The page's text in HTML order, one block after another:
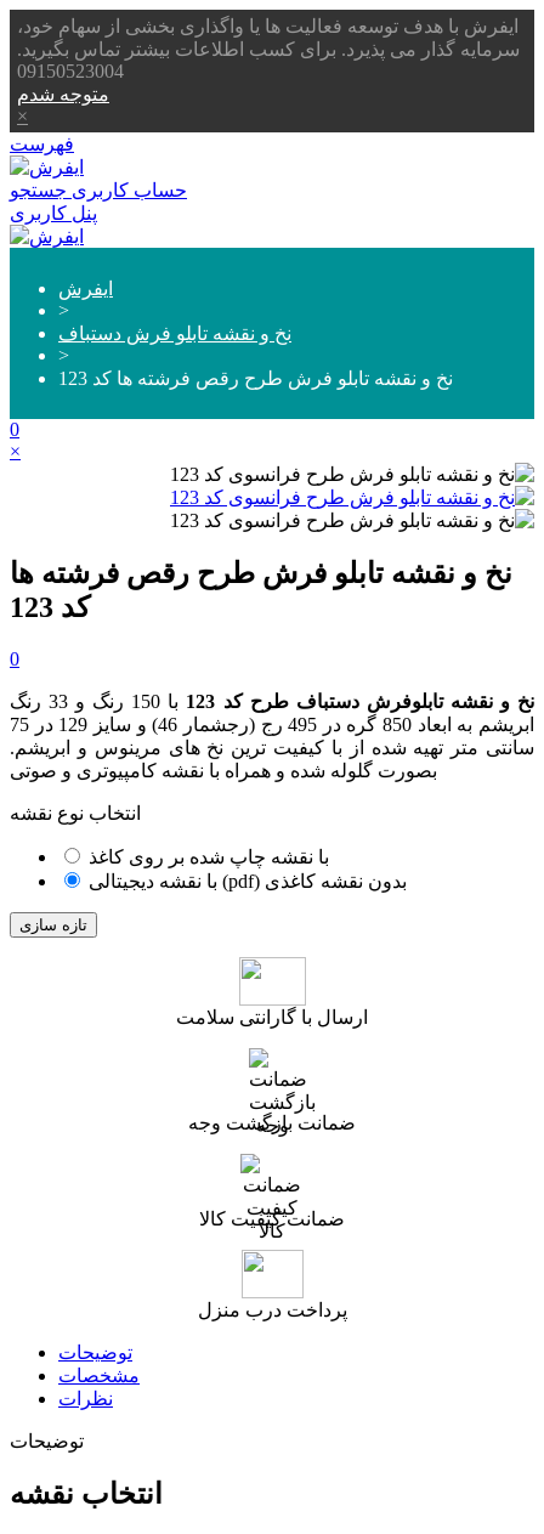
ایفرش با هدف توسعه فعالیت ها یا واگذاری بخشی از سهام خود،
سرمایه گذار می پذیرد. برای کسب اطلاعات بیشتر تماس بگیرید.
09150523004
متوجه شدم
×
فهرست
حساب کاربری جستجو
پنل کاربری
ایفرش
>
نخ و نقشه تابلو فرش دستباف
>
نخ و نقشه تابلو فرش طرح رقص فرشته ها کد 123
0
×
نخ و نقشه تابلو فرش طرح رقص فرشته ها
کد 123
0
نخ و نقشه تابلوفرش دستباف طرح کد 123
با 150 رنگ و 33 رنگ
ابریشم به ابعاد 850 گره در 495 رج (رجشمار 46) و سایز 129 در 75
سانتی متر تهیه شده از با کیفیت ترین نخ های مرینوس و ابریشم.
بصورت گلوله شده و همراه با نقشه کامپیوتری و صوتی
انتخاب نوع نقشه
با نقشه چاپ شده بر روی کاغذ
با نقشه دیجیتالی (pdf) بدون نقشه کاغذی
ارسال با گارانتی سلامت
ضمانت بازگشت وجه
ضمانت کیفیت کالا
پرداخت درب منزل
توضیحات
مشخصات
نظرات
توضیحات
انتخاب نقشه